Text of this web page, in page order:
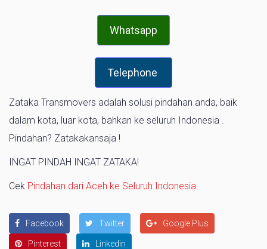
Whatsapp
Telephone
Zataka Transmovers adalah solusi pindahan anda, baik
dalam kota, luar kota, bahkan ke seluruh Indonesia .
Pindahan? Zatakakansaja !
INGAT PINDAH INGAT ZATAKA!
Cek Pindahan dari Aceh ke Seluruh Indonesia.
Facebook Twitter Google Plus
Pinterest Linkedin